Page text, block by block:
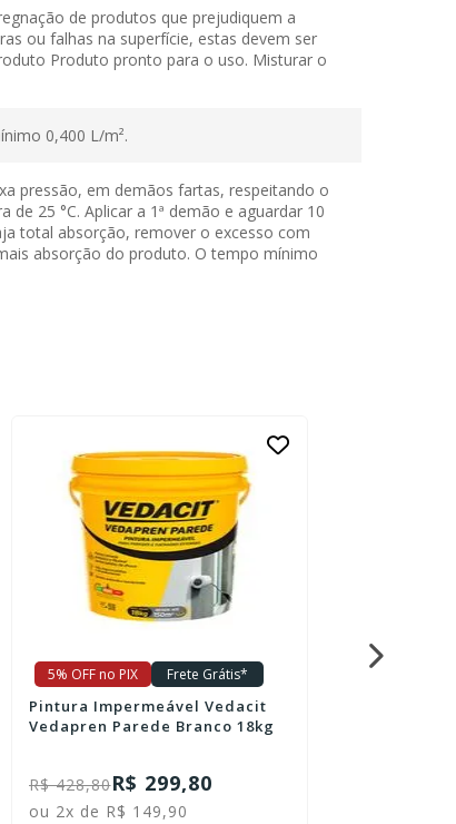
de produtos que prejudiquem a
ou falhas na superfície, estas devem ser
Produto pronto para o uso. Misturar o
0,400 L/m².
pressão, em demãos fartas, respeitando o
25 °C. Aplicar a 1ª demão e aguardar 10
total absorção, remover o excesso com
absorção do produto. O tempo mínimo
5% OFF no PIX Frete Grátis*
Pintura Impermeável Vedacit
Vedapren Parede Branco 18kg
R$ 428,80R$ 299,80
ou 2x de R$ 149,90
5% OFF no PIX